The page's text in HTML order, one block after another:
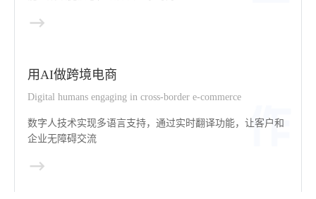
用AI做跨境电商
Digital humans engaging in cross-border e-commerce
数字人技术实现多语言支持，通过实时翻译功能，让客户和
企业无障碍交流